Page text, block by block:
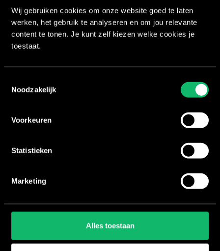
Wij gebruiken cookies om onze website goed te laten
werken, het gebruik te analyseren en om jou relevante
content te tonen. Je kunt zelf kiezen welke cookies je
toestaat.
Noodzakelijk
Voorkeuren
Statistieken
Marketing
Alles toestaan
where quality, results, and FUN are central.
LXR® Shape
House of Workouts
About us
Training days